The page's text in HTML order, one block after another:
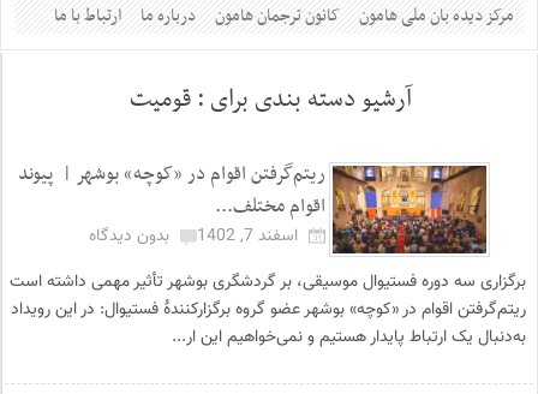
مرکز دیده بان ملی هامون
کانون ترجمان هامون درباره ما ارتباط با ما
آرشیو دسته بندی برای :قومیت
ریتم‌گرفتن اقوام در «کوچه» بوشهر | پیوند
اقوام مختلف...
اسفند 7, 1402
بدون دیدگاه
برگزاری سه دوره فستیوال موسیقی، بر گردشگری بوشهر تأثیر مهمی داشته است
ریتم‌گرفتن اقوام در «کوچه» بوشهر عضو گروه برگزارکنندهٔ فستیوال: در این رویداد
به‌دنبال یک ارتباط پایدار هستیم و نمی‌خواهیم این ار...